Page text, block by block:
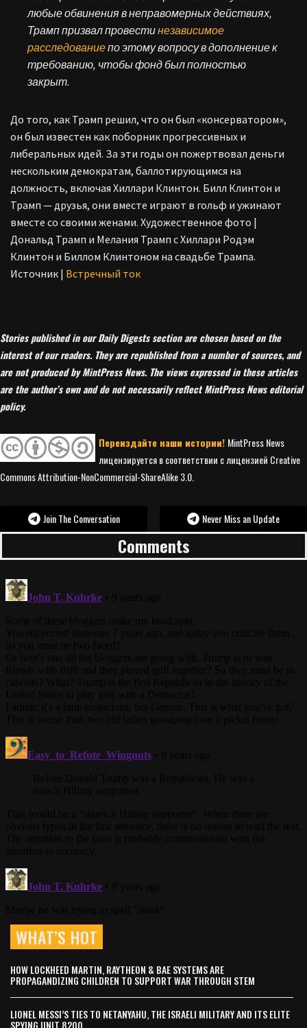
любые обвинения в неправомерных действиях,
Трамп призвал провестинезависимое
расследованиепо этому вопросу в дополнение к
требованию, чтобы фонд был полностью
закрыт.
До того, как Трамп решил, что он был «консерватором»,
он был известен как поборник прогрессивных и
либеральных идей. За эти годы он пожертвовал деньги
нескольким демократам, баллотирующимся на
должность, включая Хиллари Клинтон. Билл Клинтон и
Трамп — друзья, они вместе играют в гольф и ужинают
вместе со своими женами. Художественное фото |
Дональд Трамп и Мелания Трамп с Хиллари Родэм
Клинтон и Биллом Клинтоном на свадьбе Трампа.
Источник | Встречный ток
Stories published in our Daily Digests section are chosen based on the
interest of our readers. They are republished from a number of sources, and
are not produced by MintPress News. The views expressed in these articles
are the author’s own and do not necessarily reflect MintPress News editorial
policy.
Переиздайте наши истории! MintPress News
лицензируется в соответствии с лицензией Creative
Commons Attribution-NonCommercial-ShareAlike 3.0.
Join The Conversation Never Miss an Update
Comments
WHAT’S HOT
HOW LOCKHEED MARTIN, RAYTHEON & BAE SYSTEMS ARE
PROPAGANDIZING CHILDREN TO SUPPORT WAR THROUGH STEM
LIONEL MESSI’S TIES TO NETANYAHU, THE ISRAELI MILITARY AND ITS ELITE
SPYING UNIT 8200